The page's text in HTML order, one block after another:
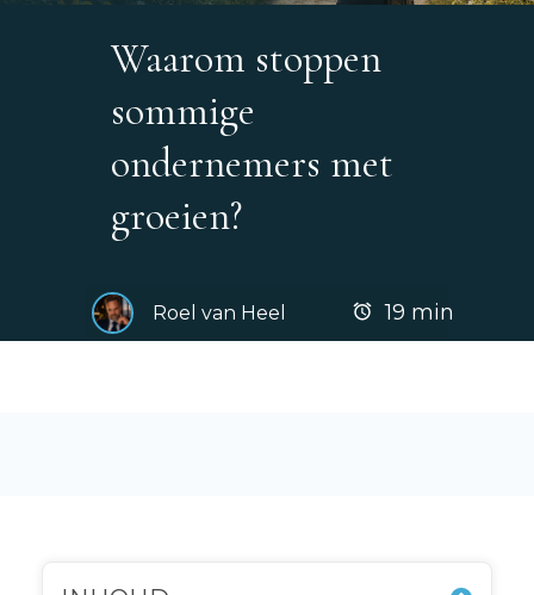
Waarom stoppen
sommige
ondernemers met
groeien?
Roel van Heel 19 min